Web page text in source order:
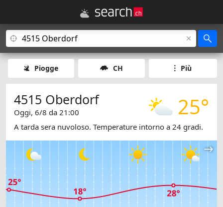
Piogge CH Più
25°
4515 Oberdorf
Oggi, 6/8 da 21:00
A tarda sera nuvoloso. Temperature intorno a 24 gradi.